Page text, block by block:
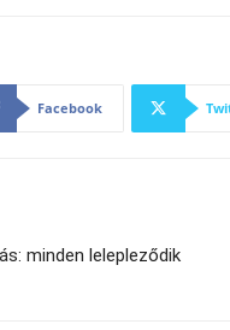
Facebook
minden lelepleződik